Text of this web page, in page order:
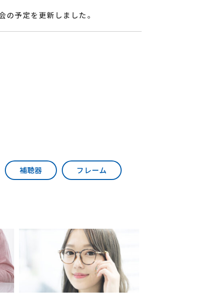
予定を更新しました。
補聴器 フレーム